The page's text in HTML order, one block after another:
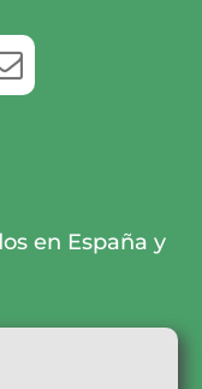
en España y